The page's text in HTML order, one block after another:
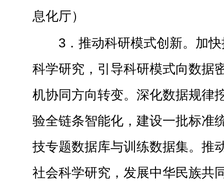
息化厅）
3．推动科研模式创新。加
科学研究，引导科研模式向数据
机协同方向转变。深化数据规律
验全链条智能化，建设一批标准
技专题数据库与训练数据集。推
社会科学研究，发展中华民族共